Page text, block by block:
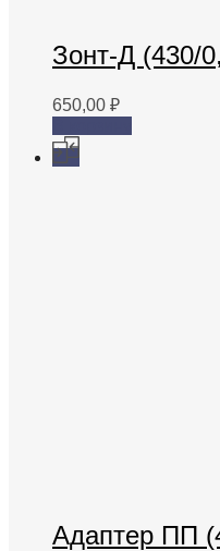
Зонт-Д (430/
650,00 ₽
Адаптер ПП